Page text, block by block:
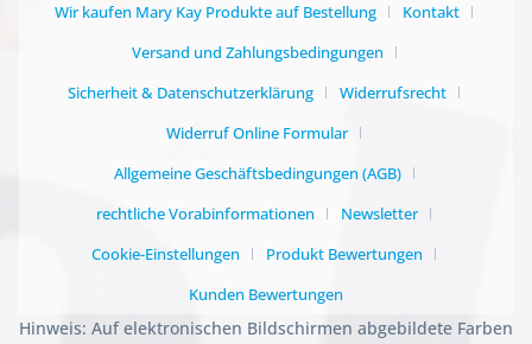
Wir kaufen Mary Kay Produkte auf Bestellung
Kontakt
Versand und Zahlungsbedingungen
Sicherheit & Datenschutzerklärung
Widerrufsrecht
Widerruf Online Formular
Allgemeine Geschäftsbedingungen (AGB)
rechtliche Vorabinformationen
Newsletter
Cookie-Einstellungen
Produkt Bewertungen
Kunden Bewertungen
Hinweis: Auf elektronischen Bildschirmen abgebildete Farben